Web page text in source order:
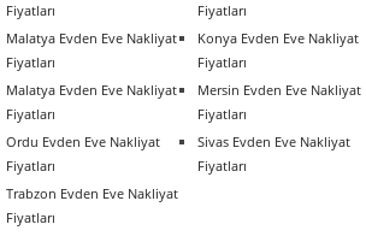
Fiyatları
Fiyatları
Malatya Evden Eve Nakliyat
Fiyatları
Konya Evden Eve Nakliyat
Fiyatları
Malatya Evden Eve Nakliyat
Fiyatları
Mersin Evden Eve Nakliyat
Fiyatları
Ordu Evden Eve Nakliyat
Fiyatları
Sivas Evden Eve Nakliyat
Fiyatları
Trabzon Evden Eve Nakliyat
Fiyatları